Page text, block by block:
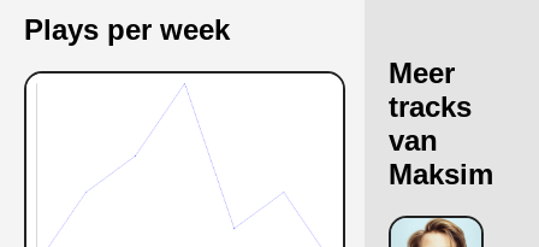
Plays per week
Meer
tracks
van
Maksim